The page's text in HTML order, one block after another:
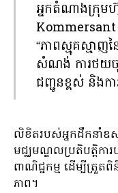
អ្នកតំណាងក្រុម
“ភាពស្មុគស្មាញ
សំណង់ ការថយចុ
ជញ្ជូនខ្ពស់ និងកា
លិខិតរបស់អ្នកដឹកនាំឧស្ស
មជ្ឈមណ្ឌលប្រតិបត្តិកា
ពាណិជ្ជកម្ម ដើម្បីត្រួតពិ
ភាព។